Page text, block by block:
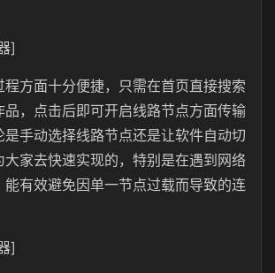
]
方面十分便捷，只需在首页直接搜索
品，点击后即可开启线路节点方面传输
手动选择线路节点还是让软件自动切
大家去快速实现的，特别是在遇到网络
有效避免因单一节点过载而导致的连
]